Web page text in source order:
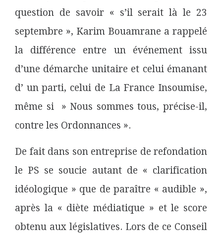
question de savoir « s’il serait là le 23
septembre », Karim Bouamrane a rappelé
la différence entre un événement issu
d’une démarche unitaire et celui émanant
d’ un parti, celui de La France Insoumise,
même si » Nous sommes tous, précise-il,
contre les Ordonnances ».
De fait dans son entreprise de refondation
le PS se soucie autant de « clarification
idéologique » que de paraître « audible »,
après la « diète médiatique » et le score
obtenu aux législatives. Lors de ce Conseil